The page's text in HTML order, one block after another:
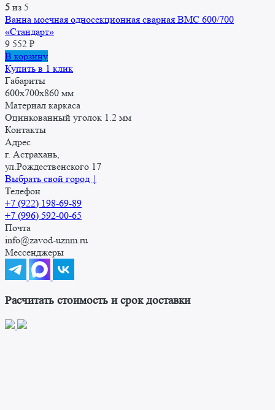
5 из 5
Ванна моечная односекционная сварная ВМС 600/700
«Стандарт»
9 552 ₽
В корзину
Купить в 1 клик
Габариты
600x700x860 мм
Материал каркаса
Оцинкованный уголок 1.2 мм
Контакты
Адрес
г. Астрахань,
ул.Рождественского 17
Выбрать свой город ↓
Телефон
+7 (922) 198-69-89
+7 (996) 592-00-65
Почта
info@zavod-uznm.ru
Мессенджеры
Расчитать стоимость и срок доставки